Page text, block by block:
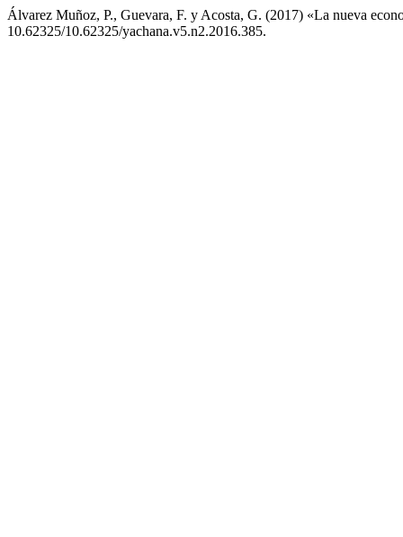
Álvarez Muñoz, P., Guevara, F. y Acosta, G. (2017) «La nueva
10.62325/10.62325/yachana.v5.n2.2016.385.